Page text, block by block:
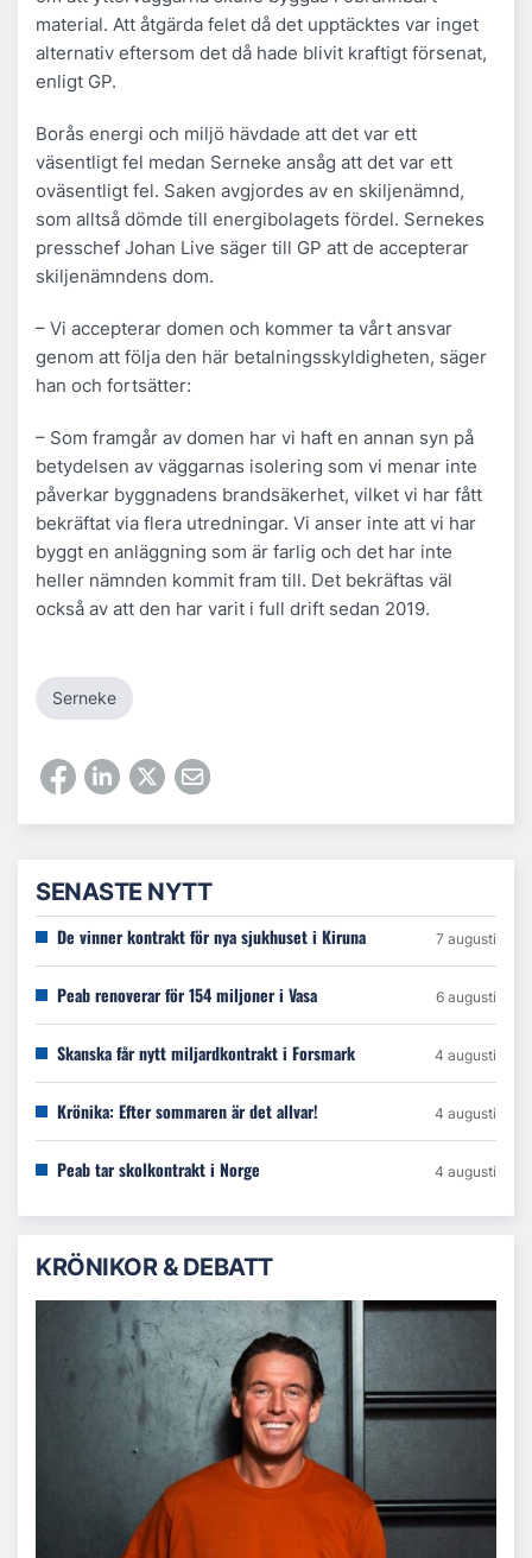
material. Att åtgärda felet då det upptäcktes var inget
alternativ eftersom det då hade blivit kraftigt försenat,
enligt GP.
Borås energi och miljö hävdade att det var ett
väsentligt fel medan Serneke ansåg att det var ett
oväsentligt fel. Saken avgjordes av en skiljenämnd,
som alltså dömde till energibolagets fördel. Sernekes
presschef Johan Live säger till GP att de accepterar
skiljenämndens dom.
– Vi accepterar domen och kommer ta vårt ansvar
genom att följa den här betalningsskyldigheten, säger
han och fortsätter:
– Som framgår av domen har vi haft en annan syn på
betydelsen av väggarnas isolering som vi menar inte
påverkar byggnadens brandsäkerhet, vilket vi har fått
bekräftat via flera utredningar. Vi anser inte att vi har
byggt en anläggning som är farlig och det har inte
heller nämnden kommit fram till. Det bekräftas väl
också av att den har varit i full drift sedan 2019.
Serneke
SENASTE NYTT
De vinner kontrakt för nya sjukhuset i Kiruna 7 augusti
Peab renoverar för 154 miljoner i Vasa 6 augusti
Skanska får nytt miljardkontrakt i Forsmark 4 augusti
Krönika: Efter sommaren är det allvar! 4 augusti
Peab tar skolkontrakt i Norge 4 augusti
KRÖNIKOR & DEBATT